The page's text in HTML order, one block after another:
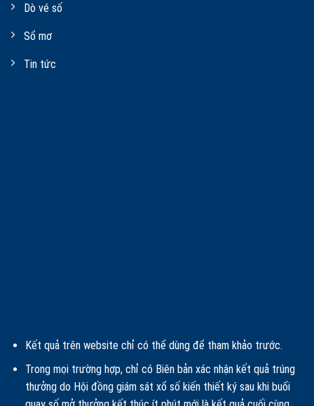
Dò vé số
Sổ mơ
Tin tức
Kết quả trên website chỉ có thể dùng để tham khảo trước.
Trong mọi trường hợp, chỉ có Biên bản xác nhận kết quả trúng
thưởng do Hội đồng giám sát xổ số kiến thiết ký sau khi buổi